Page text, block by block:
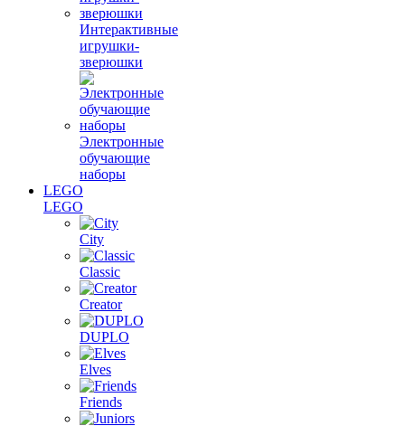
Интерактивные
игрушки-
зверюшки
Электронные
обучающие
наборы
LEGO
LEGO
City
Classic
Creator
DUPLO
Elves
Friends